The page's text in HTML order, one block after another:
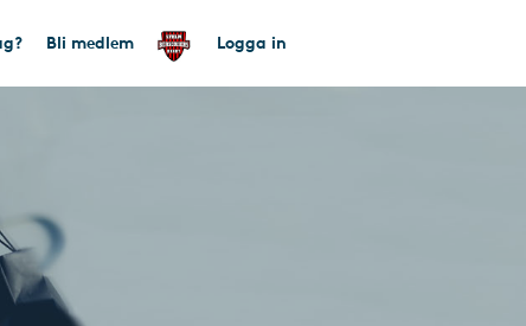
Bli medlem Logga in